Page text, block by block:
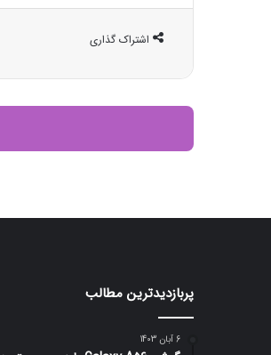
اشتراک گذاری
پربازدیدترین مطالب
6 آبان 1403
هواوی
SE